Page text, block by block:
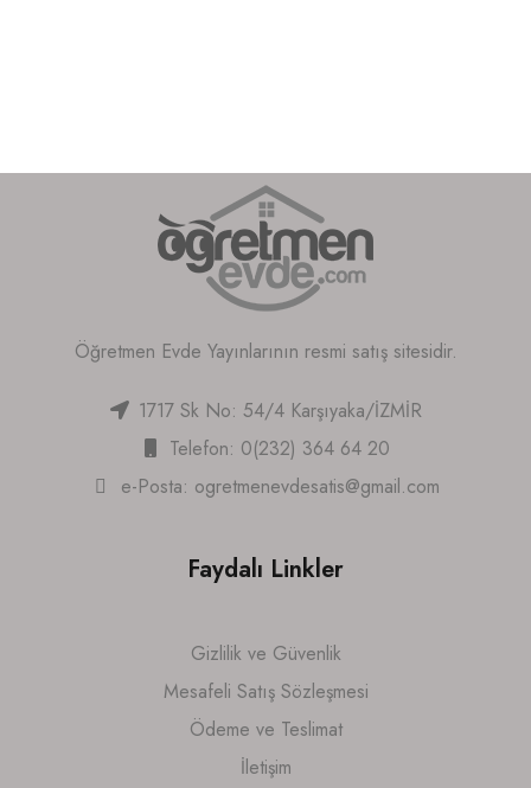
Öğretmen Evde Yayınlarının resmi satış sitesidir.
1717 Sk No: 54/4 Karşıyaka/İZMİR
Telefon: 0(232) 364 64 20
e-Posta: ogretmenevdesatis@gmail.com
Faydalı Linkler
Gizlilik ve Güvenlik
Mesafeli Satış Sözleşmesi
Ödeme ve Teslimat
İletişim